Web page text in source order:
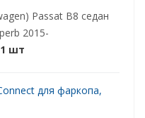
Passat B8 седан
2015-
шт
для фаркопа,